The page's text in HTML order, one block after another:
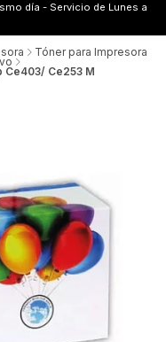
día - Servicio de Lunes a
Tóner para Impresora
Ce403/ Ce253 M